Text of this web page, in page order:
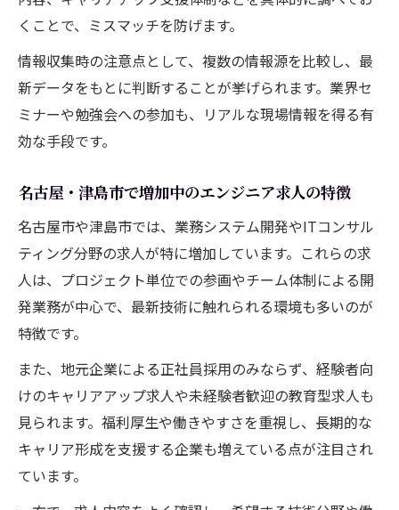
くことで、ミスマッチを防げます。
情報収集時の注意点として、複数の情報源を比較し、最
新データをもとに判断することが挙げられます。業界セ
ミナーや勉強会への参加も、リアルな現場情報を得る有
効な手段です。
名古屋・津島市で増加中のエンジニア求人の特徴
名古屋市や津島市では、業務システム開発やITコンサル
ティング分野の求人が特に増加しています。これらの求
人は、プロジェクト単位での参画やチーム体制による開
発業務が中心で、最新技術に触れられる環境も多いのが
特徴です。
また、地元企業による正社員採用のみならず、経験者向
けのキャリアアップ求人や未経験者歓迎の教育型求人も
見られます。福利厚生や働きやすさを重視し、長期的な
キャリア形成を支援する企業も増えている点が注目され
ています。